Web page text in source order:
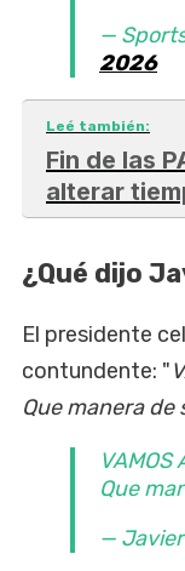
—
2026
Leé también:
Fin de las
alterar
¿Qué dijo
El presidente
contundente: "
Que manera de
VAMOS
Que
— Javier